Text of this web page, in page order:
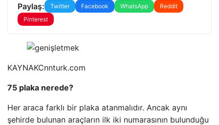
Paylaş: Twitter Facebook WhatsApp
Reddit
Pinterest
KAYNAKCnnturk.com
75 plaka nerede?
Her araca farklı bir plaka atanmalıdır. Ancak aynı
şehirde bulunan araçların ilk iki numarasının bulunduğu